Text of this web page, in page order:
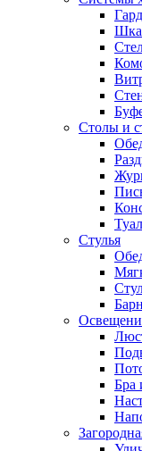
Столы и
Стулья
Бра